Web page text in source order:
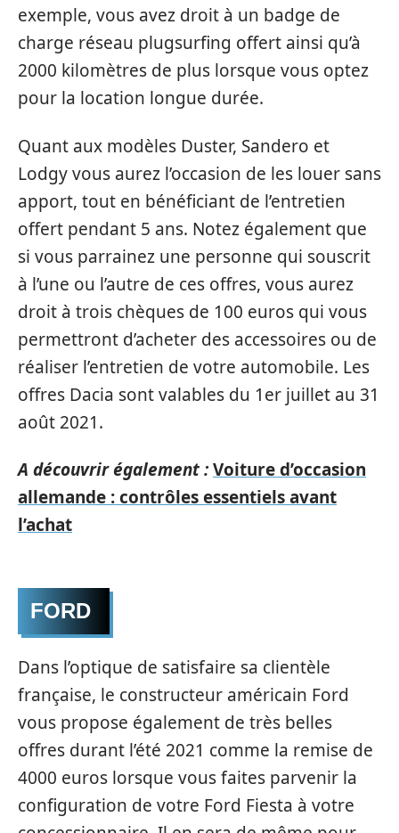
exemple, vous avez droit à un badge de
charge réseau plugsurfing offert ainsi qu’à
2000 kilomètres de plus lorsque vous optez
pour la location longue durée.
Quant aux modèles Duster, Sandero et
Lodgy vous aurez l’occasion de les louer sans
apport, tout en bénéficiant de l’entretien
offert pendant 5 ans. Notez également que
si vous parrainez une personne qui souscrit
à l’une ou l’autre de ces offres, vous aurez
droit à trois chèques de 100 euros qui vous
permettront d’acheter des accessoires ou de
réaliser l’entretien de votre automobile. Les
offres Dacia sont valables du 1er juillet au 31
août 2021.
A découvrir également :Voiture d’occasion
allemande : contrôles essentiels avant
l’achat
FORD
Dans l’optique de satisfaire sa clientèle
française, le constructeur américain Ford
vous propose également de très belles
offres durant l’été 2021 comme la remise de
4000 euros lorsque vous faites parvenir la
configuration de votre Ford Fiesta à votre